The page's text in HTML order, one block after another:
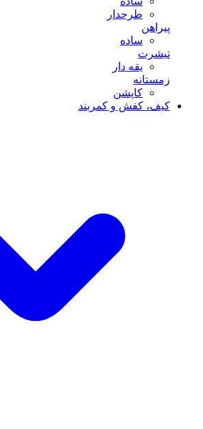
طرحدار
پیراهن
ساده
تیشرت
یقه دار
زمستانه
کاپشن
کیف، کفش و کمربند